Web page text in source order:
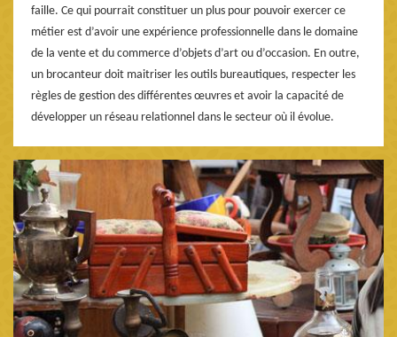
faille. Ce qui pourrait constituer un plus pour pouvoir exercer ce
métier est d’avoir une expérience professionnelle dans le domaine
de la vente et du commerce d’objets d’art ou d’occasion. En outre,
un brocanteur doit maitriser les outils bureautiques, respecter les
règles de gestion des différentes œuvres et avoir la capacité de
développer un réseau relationnel dans le secteur où il évolue.